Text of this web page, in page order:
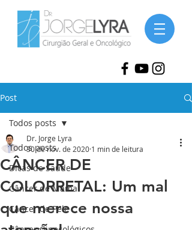
Post
Todos posts
Dicas de Saúde
Câncer de Mama
Câncer de Pele
Todos posts
CÂNCER DE
COLORRETAL: Um mal
que merece nossa
Dr. Jorge Lyra
30 de nov. de 2020 1 min de leitura